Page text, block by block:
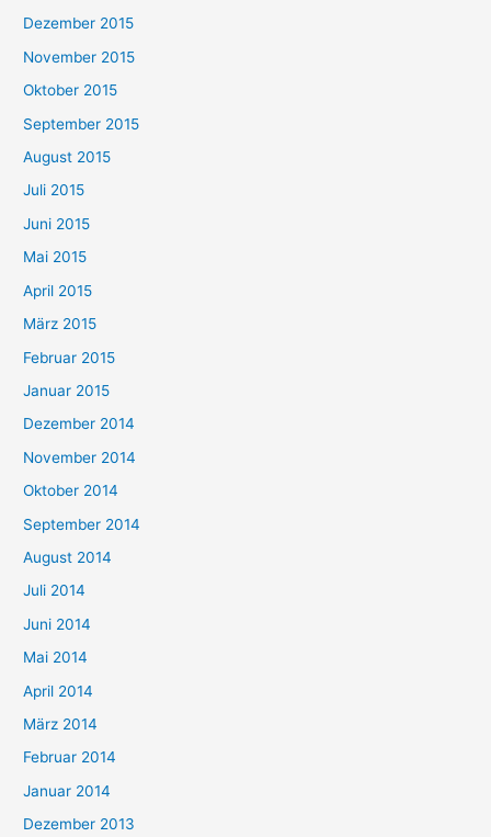
Dezember 2015
November 2015
Oktober 2015
September 2015
August 2015
Juli 2015
Juni 2015
Mai 2015
April 2015
März 2015
Februar 2015
Januar 2015
Dezember 2014
November 2014
Oktober 2014
September 2014
August 2014
Juli 2014
Juni 2014
Mai 2014
April 2014
März 2014
Februar 2014
Januar 2014
Dezember 2013